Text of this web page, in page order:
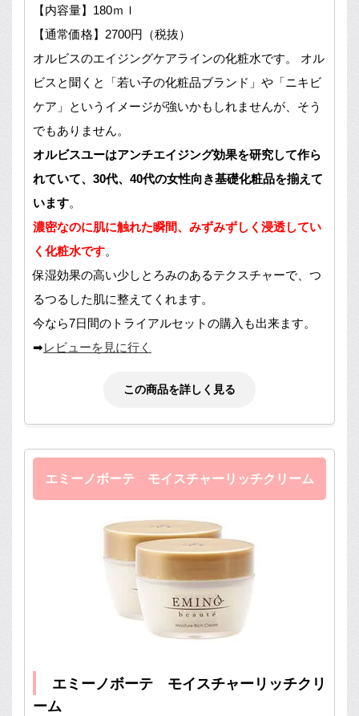
【内容量】180ｍｌ
【通常価格】2700円（税抜）
オルビスのエイジングケアラインの化粧水です。 オル
ビスと聞くと「若い子の化粧品ブランド」や「ニキビ
ケア」というイメージが強いかもしれませんが、そう
でもありません。
オルビスユーはアンチエイジング効果を研究して作ら
れていて、30代、40代の女性向き基礎化粧品を揃えて
います。
濃密なのに肌に触れた瞬間、みずみずしく浸透してい
く化粧水です。
保湿効果の高い少しとろみのあるテクスチャーで、つ
るつるした肌に整えてくれます。
今なら7日間のトライアルセットの購入も出来ます。
➡レビューを見に行く
この商品を詳しく見る
エミーノボーテ モイスチャーリッチクリーム
エミーノボーテ モイスチャーリッチクリ
ーム